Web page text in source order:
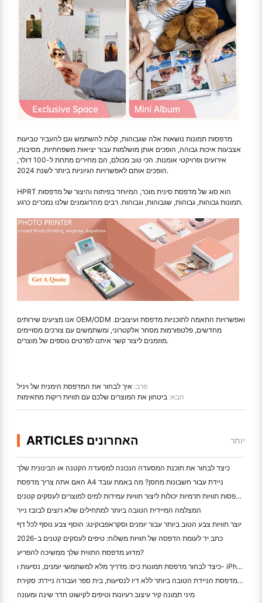
מדפסות תמונות נושאות אלה שגבוהות, קלות להשתמש וגם להעביר טביעות
אצבעות איכות גבוהה, הופכים אותן מושלמות עבור יציאות משפחתיות, מסיבות,
אירועים ופרויקטי אומנות. הכי טוב מכולם, הם מחירים מתחת ל-100 דולר,
הופכים אותם לאפשרויות הגיוניות ביותר לשנת 2024.
HPRT הוא סוג של מדפסת סינית מוכר, המיוחד בפיתוח והיצור של מדפסות
תמונות גבוהות, גבוהות, שגבוהות, וגבוהות. רבים מהדוגמנים שלנו נמכרים כרגע.
אנו מציעים שירותים OEM/ODM ואפשרויות התאמה לתוכניות מדפסת ועיצובים.
מחדשים, פלטפורמות מסחר אלקטרוני, ומשתמשים עם צורכים מסויימים
מוזמנים ליצור קשר איתנו לפרטים נוספים של מוצרים.
פרב: איך לבחור את המדפסת הימנית של ויניל
הבא: ביטחון את המוצרים שלכם עם תוויות ריקות מתאימות
ARTICLES האחרונים יותר
כיצד לבחור את תוכנת המסעדה הנכונה למסעדה הקטנה או הבינונית שלך
האם אתה צריך מדפסת A4 ניידת עבור חשבונות מחסן? מה באמת עובד
האם מדפסות תוויות תרמיות יכולות ליצור תוויות עמידות למים למוצרים לעסקים קטנים?
המצלמה המיידית הטובה ביותר למתחילים שלא רוצים לבזבז נייר
יוצר תוויות צבע הטוב ביותר עבור יומנים וסקראפבוקינג: הוסף צבע נוסף לכל דף
כתב יד לעומת הדפסה של תוויות משלוח: טיפים לעסקים קטנים ב-2026
מדוע מדפסת התווית שלך ממשיכה להפריע?
כיצד לבחור מדפסת תמונות כיס: מדריך מלא למשתמשי יומנים, נסיעות ו- iPhone
המדפסת הניידת הטובה ביותר ללא דיו לנסיעות, בית ספר ועבודה ניידת: סקירת Hanin MT620 Pro
מיני תמונה קיר עיצוב רעיונות וטיפים לקישוט חדר שינה ומעונה